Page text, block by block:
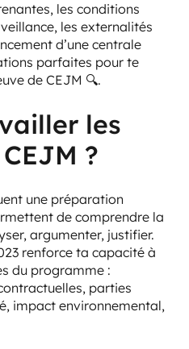
les conditions
les externalités
d’une centrale
parfaites pour te
de CEJM 🔍.
les
?
une préparation
de comprendre la
argumenter, justifier.
renforce ta capacité à
du programme :
parties
impact environnemental,